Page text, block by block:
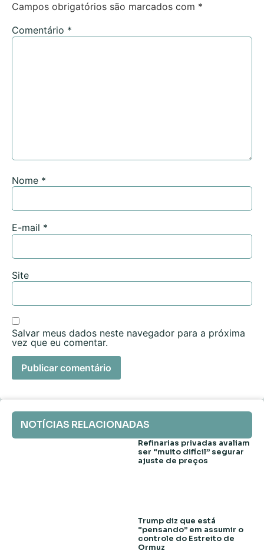
Campos obrigatórios são marcados com *
Comentário *
Nome *
E-mail *
Site
Salvar meus dados neste navegador para a próxima
vez que eu comentar.
NOTÍCIAS RELACIONADAS
Refinarias privadas avaliam
ser “muito difícil” segurar
ajuste de preços
Trump diz que está
“pensando” em assumir o
controle do Estreito de
Ormuz